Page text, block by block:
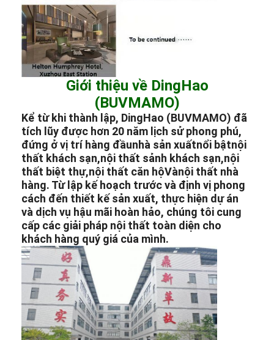
Giới thiệu về DingHao
(BUVMAMO)
Kể từ khi thành lập, DingHao (BUVMAMO) đã
tích lũy được hơn 20 năm lịch sử phong phú,
đứng ở vị trí hàng đầunhà sản xuấtnổi bậtnội
thất khách sạn,nội thất sảnh khách sạn,nội
thất biệt thự,nội thất căn hộVànội thất nhà
hàng. Từ lập kế hoạch trước và định vị phong
cách đến thiết kế sản xuất, thực hiện dự án
và dịch vụ hậu mãi hoàn hảo, chúng tôi cung
cấp các giải pháp nội thất toàn diện cho
khách hàng quý giá của mình.